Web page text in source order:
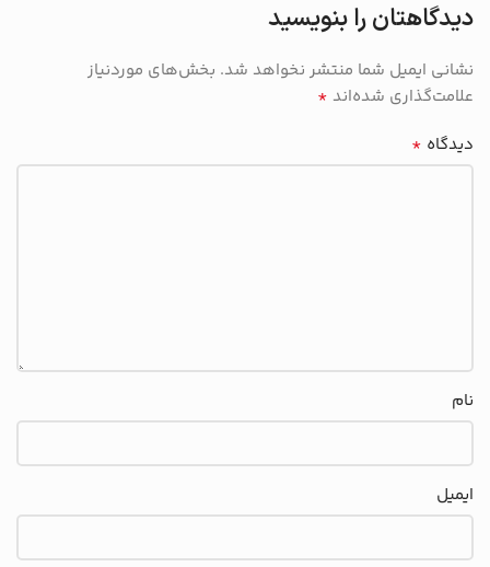
دیدگاهتان را بنویسید
نشانی ایمیل شما منتشر نخواهد شد. بخش‌های موردنیاز
علامت‌گذاری شده‌اند *
دیدگاه *
نام
ایمیل